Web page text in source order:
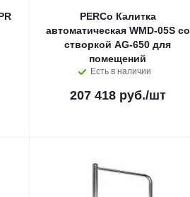
PERCo Калитка
автоматическая WMD-05S со
створкой AG-650 для
помещений
Есть в наличии
207 418 руб./шт